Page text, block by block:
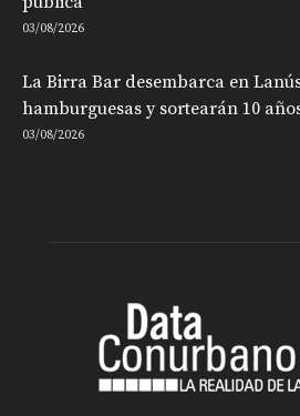
03/08/2026
La Birra Bar desembarca en
hamburguesas y sortearán 10
03/08/2026